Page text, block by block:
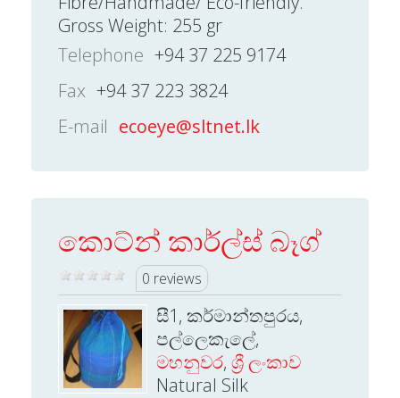
Gross Weight: 255 gr
Telephone +94 37 225 9174
Fax +94 37 223 3824
E-mail ecoeye@sltnet.lk
කොට්න් කාර්ල්ස් බෑග්
0 reviews
සී1, කර්මාන්තපුරය,
පල්ලෙකැලේ,
මහනුවර, ශ්‍රී ලංකාව
Natural Silk